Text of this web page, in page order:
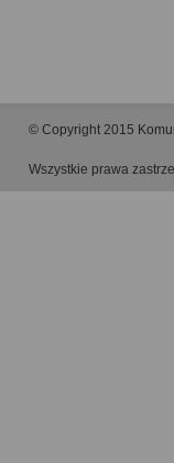
© Copyright 2015
Wszystkie prawa